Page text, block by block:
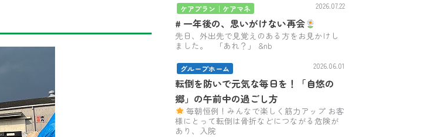
ケアプラン｜ケアマネ 2026.07.22
# 一年後の、思いがけない再会
先日、外出先で見覚えのある方をお見かけし
ました。 「あれ？」 &nb
グループホーム 2026.06.01
転倒を防いで元気な毎日を！「自悠の
郷」の午前中の過ごし方
毎朝恒例！みんなで楽しく筋力アップ お客
様にとって転倒は骨折などにつながる危険が
あり、入院